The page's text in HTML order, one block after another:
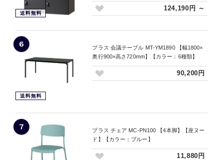
送料無料
124,190円 ～
6
送料無料
プラス 会議テーブル MT-YM1890 【幅1800×
奥行900×高さ720mm】【カラー：6種類】
90,200円
7
プラス チェア MC-PN100 【4本脚】【座ヌー
ド】【カラー：ブルー】
11,880円